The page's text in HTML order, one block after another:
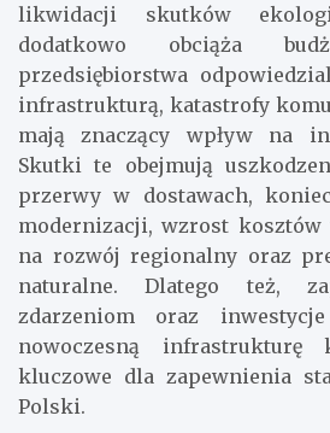
likwidacji skutków
dodatkowo obciąża
przedsiębiorstwa
infrastrukturą, katastrofy
mają znaczący wpływ na
Skutki te obejmują
przerwy w dostawach,
modernizacji, wzrost kosztów
na rozwój regionalny oraz
naturalne. Dlatego też,
zdarzeniom oraz
nowoczesną infrastrukturę
kluczowe dla zapewnienia
Polski.